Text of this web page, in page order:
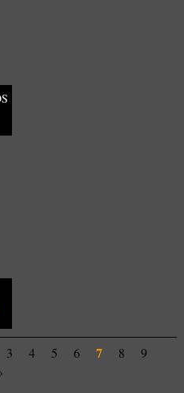
3 4 5 6 7 8
9